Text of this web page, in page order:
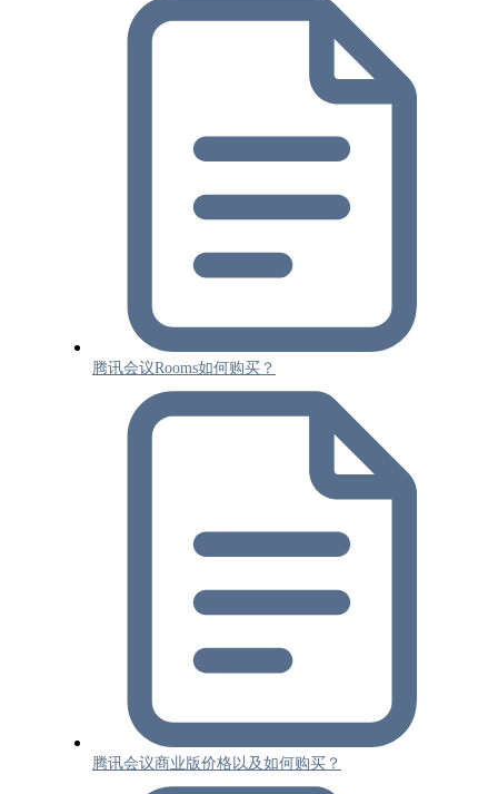
腾讯会议Rooms如何购买？
腾讯会议商业版价格以及如何购买？